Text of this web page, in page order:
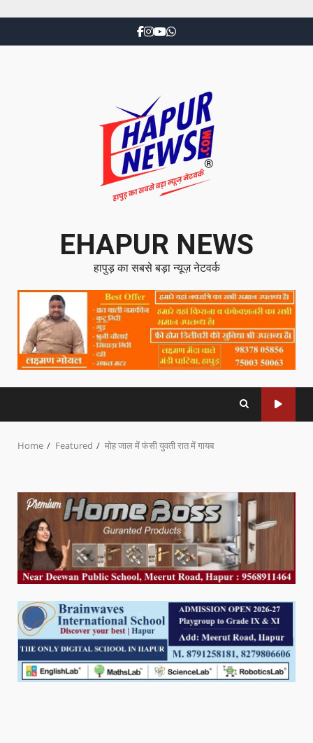
EHAPUR NEWS
हापुड़ का सबसे बड़ा न्यूज़ नेटवर्क
Home Featured मोह जाल में फंसी युवती रात में गायब